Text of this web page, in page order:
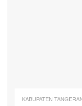
KABUPATEN